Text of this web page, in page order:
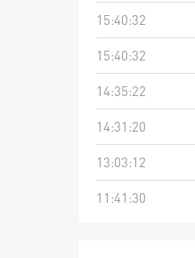
15:40:32
15:40:32
14:35:22
14:31:20
13:03:12
11:41:30